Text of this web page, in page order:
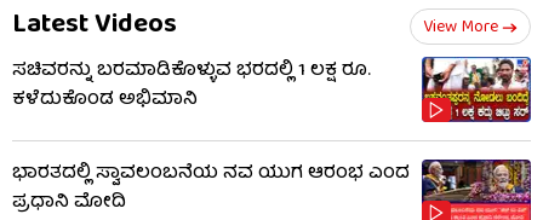
Latest Videos View More
ಸಚಿವರನ್ನು ಬರಮಾಡಿಕೊಳ್ಳುವ ಭರದಲ್ಲಿ 1 ಲಕ್ಷ ರೂ.
ಕಳೆದುಕೊಂಡ ಅಭಿಮಾನಿ
ಭಾರತದಲ್ಲಿ ಸ್ವಾವಲಂಬನೆಯ ನವ ಯುಗ ಆರಂಭ ಎಂದ
ಪ್ರಧಾನಿ ಮೋದಿ